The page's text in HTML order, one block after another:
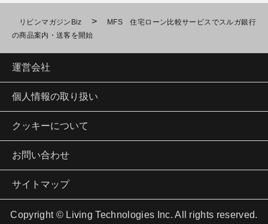
リビンマガジンBiz >
MFS 住宅ローン比較サービスでスルガ銀行
の商品案内・送客を開始
運営会社
個人情報の取り扱い
クッキーについて
お問い合わせ
サイトマップ
Copyright © Living Technologies Inc. All rights reserved.